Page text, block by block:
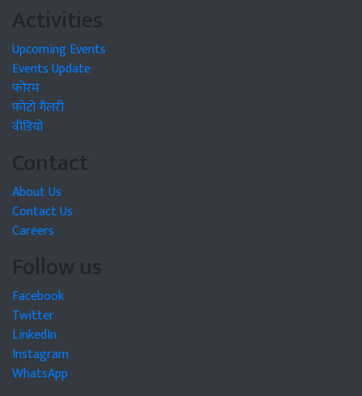
Activities
Upcoming Events
Events Update
फोरम
फोटो गैलरी
वीडियो
Contact
About Us
Contact Us
Careers
Follow us
Facebook
Twitter
LinkedIn
Instagram
WhatsApp